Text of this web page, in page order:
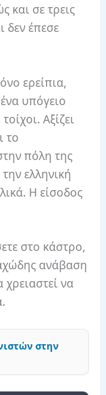
και σε τρεις
δεν έπεσε
ερείπια,
υπόγειο
Αξίζει
το
πόλη της
ελληνική
Η είσοδος
στο κάστρο,
ανάβαση
να
στην